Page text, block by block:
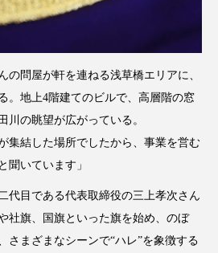
の問屋が軒を連ねる浅草橋エリアに、
。地上4階建てのビルで、高層階の窓
川の眺望が広がっている。
集結した場所でしたから、事業を営む
聞いています」
代目である代表取締役の三上孝次さん
社旗、国旗といった旗を始め、のぼ
さまざまなシーンで“ハレ”を象徴する